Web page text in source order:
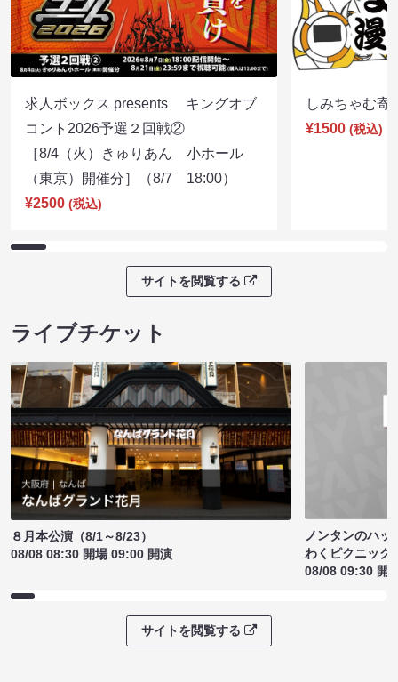
求人ボックス presents キングオブ
コント2026予選２回戦②
［8/4（火）きゅりあん 小ホール
（東京）開催分］（8/7 18:00）
¥2500 (税込)
しみちゃむ
¥1500 (税込)
サイトを閲覧する
ライブチケット
８月本公演（8/1～8/23）
08/08 08:30 開場 09:00 開演
ノンタンのハッ
わくピクニック
08/08 09:30 開
サイトを閲覧する